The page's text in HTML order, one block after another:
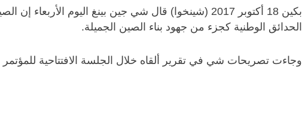
بكين 18 أكتوبر 2017 (شينخوا) قال شي جين بينغ اليوم
الحدائق الوطنية كجزء من جهود بناء الصين الجميلة.
وجاءت تصريحات شي في تقرير ألقاه خلال الجلسة الافتتاحية للمؤتمر الوطني الـ19 للحزب